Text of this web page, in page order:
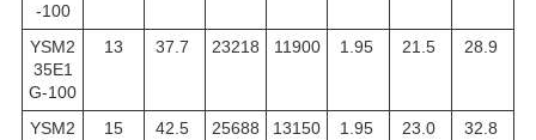
-100
YSM2
35E1
G-100
13 37.7 23218 11900 1.95 21.5 28.9
YSM2
15 42.5 25688 13150 1.95 23.0 32.8